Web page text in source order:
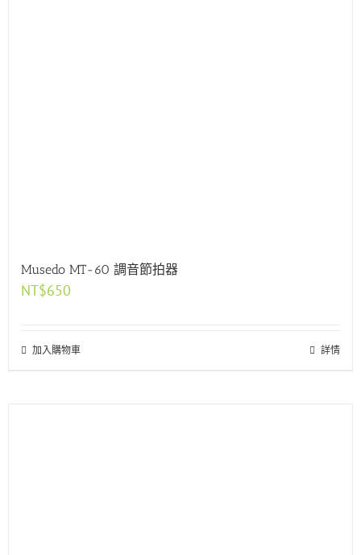
Musedo MT-60 調音節拍器
NT$650
加入購物車 詳情